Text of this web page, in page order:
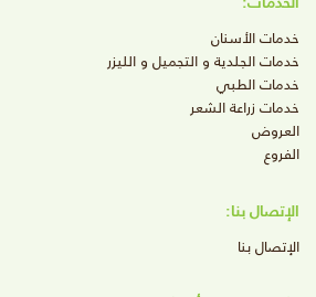
خدمات الأسنان
خدمات الجلدية و التجميل و الليزر
خدمات الطبي
خدمات زراعة الشعر
العروض
الفروع
الإتصال بنا:
الإتصال بنا